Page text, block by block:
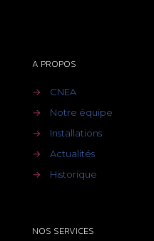
A PROPOS
→
CNEA
→
Notre équipe
→
Installations
→
Actualités
→
Historique
NOS SERVICES